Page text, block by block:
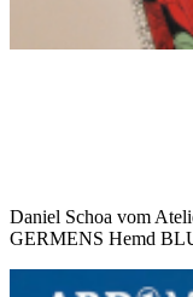
Daniel Schoa vom
GERMENS Hemd